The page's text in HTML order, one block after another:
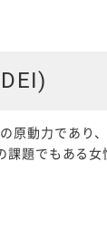
原動力であり
課題でもある